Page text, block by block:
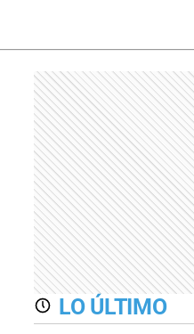
LO ÚLTIMO